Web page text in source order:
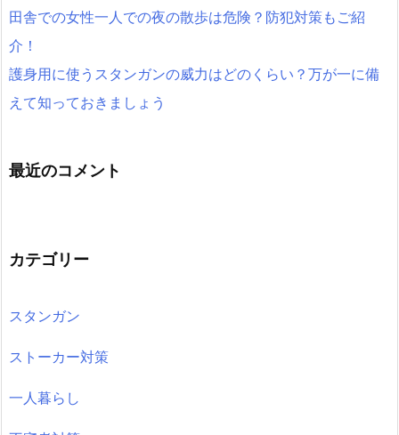
田舎での女性一人での夜の散歩は危険？防犯対策もご紹
介！
護身用に使うスタンガンの威力はどのくらい？万が一に備
えて知っておきましょう
最近のコメント
カテゴリー
スタンガン
ストーカー対策
一人暮らし